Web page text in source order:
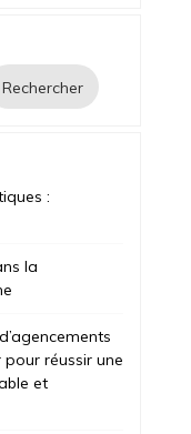
Rechercher
:
la
réussir une
et